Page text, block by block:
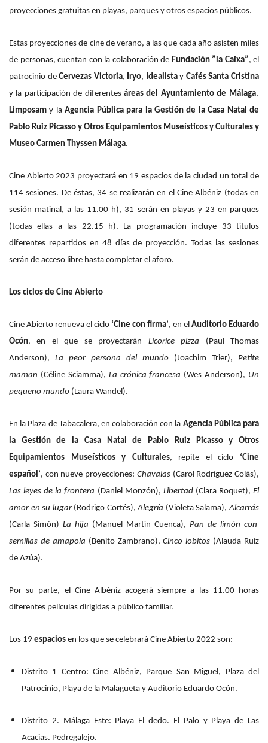
proyecciones gratuitas en playas, parques y otros espacios públicos.
Estas proyecciones de cine de verano, a las que cada año asisten miles
de personas, cuentan con la colaboración de Fundación ”la Caixa”, el
patrocinio deCervezas Victoria, Iryo, Idealistay Cafés Santa Cristina
y la participación de diferentesáreas del Ayuntamiento de Málaga,
Limposamy laAgencia Pública para la Gestión de la Casa Natal de
Pablo Ruiz Picasso y Otros Equipamientos Museísticos y Culturales y
Museo Carmen Thyssen Málaga.
Cine Abierto 2023 proyectará en 19 espacios de la ciudad un total de
114 sesiones. De éstas, 34 se realizarán en el Cine Albéniz (todas en
sesión matinal, a las 11.00 h), 31 serán en playas y 23 en parques
(todas ellas a las 22.15 h). La programación incluye 33 títulos
diferentes repartidos en 48 días de proyección. Todas las sesiones
serán de acceso libre hasta completar el aforo.
Los ciclos de Cine Abierto
Cine Abierto renueva el ciclo ‘Cine con firma’, en el Auditorio Eduardo
Ocón, en el que se proyectarán Licorice pizza (Paul Thomas
Anderson), La peor persona del mundo (Joachim Trier), Petite
maman (Céline Sciamma), La crónica francesa (Wes Anderson), Un
pequeño mundo (Laura Wandel).
En la Plaza de Tabacalera, en colaboración con la Agencia Pública para
la Gestión de la Casa Natal de Pablo Ruiz Picasso y Otros
Equipamientos Museísticos y Culturales, repite el ciclo ‘Cine
español’, con nueve proyecciones: Chavalas(Carol Rodríguez Colás),
Las leyes de la frontera (Daniel Monzón), Libertad(Clara Roquet),El
amor en su lugar(Rodrigo Cortés),Alegría (Violeta Salama),Alcarrás
(Carla Simón) La hija (Manuel Martín Cuenca), Pan de limón con
semillas de amapola (Benito Zambrano),Cinco lobitos (Alauda Ruiz
de Azúa).
Por su parte, el Cine Albéniz acogerá siempre a las 11.00 horas
diferentes películas dirigidas a público familiar.
Los 19 espacios en los que se celebrará Cine Abierto 2022 son:
Distrito 1 Centro: Cine Albéniz, Parque San Miguel, Plaza del
Patrocinio, Playa de la Malagueta y Auditorio Eduardo Ocón.
Distrito 2. Málaga Este: Playa El dedo. El Palo y Playa de Las
Acacias. Pedregalejo.